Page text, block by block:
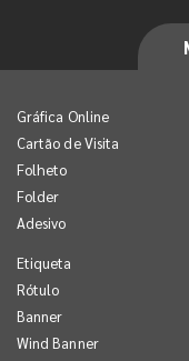
Gráfica Online
Cartão de Visita
Folheto
Folder
Adesivo
Etiqueta
Rótulo
Banner
Wind Banner